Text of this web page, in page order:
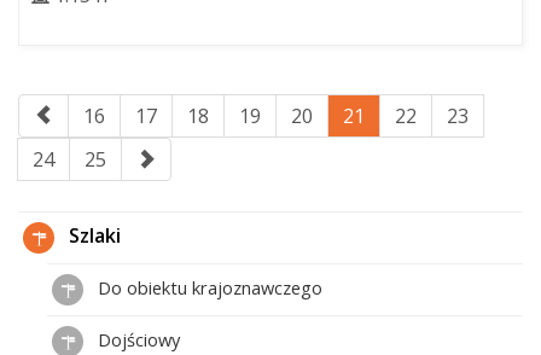
16 17 18 19 20 21 22
23
24
25
Szlaki
Do obiektu krajoznawczego
Dojściowy